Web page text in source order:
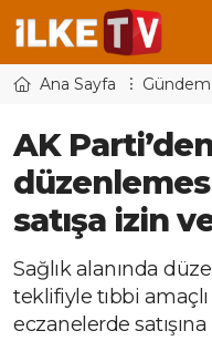
Ana Sayfa Gündem
AK
satışa izin
Sağlık alanında
teklifiyle tıbbi
eczanelerde